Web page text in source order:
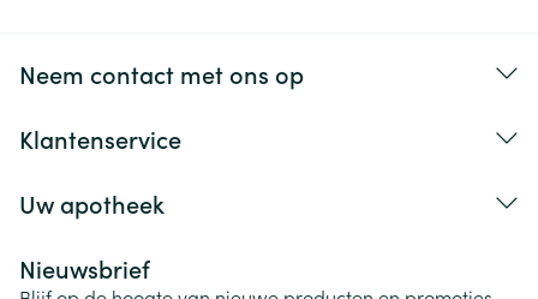
Neem contact met ons op
Klantenservice
Uw apotheek
Nieuwsbrief